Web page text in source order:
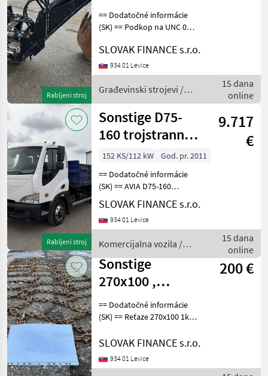
Rabljeni stroj
== Dodatočné informácie
(SK) == Podkop na UNC 060
kg, CENA: 2.500, -EUR + DPH
Građevinski strojevi Lopate
i kante
SLOVAK FINANCE s.r.o.
934 01 Levice
Građevinski strojevi /
Sonstige
15 dana
online
Rabljeni stroj
Sonstige D75-
160 trojstranný
vyklápač
manual E5 VIN
794
9.717
€
152 KS/112 kW
God. pr. 2011
== Dodatočné informácie
(SK) == AVIA D75-160
trojstranný vyklápač r.v.
01/2011, 775 672 km, EURO
5, 111, 7 kW, 4462 cm3,
komplet na perách,
SLOVAK FINANCE s.r.o.
934 01 Levice
Komercijalna vozila /
Sonstige
15 dana
online
Sonstige
270x100 ,
hrúbka 10 mm
200 €
== Dodatočné informácie
(SK) == Reťaze 270x100 1ks,
ZETOR, LKT, CENA : 200 EUR
Naplatci Ostale gume i
SLOVAK FINANCE s.r.o.
934 01 Levice